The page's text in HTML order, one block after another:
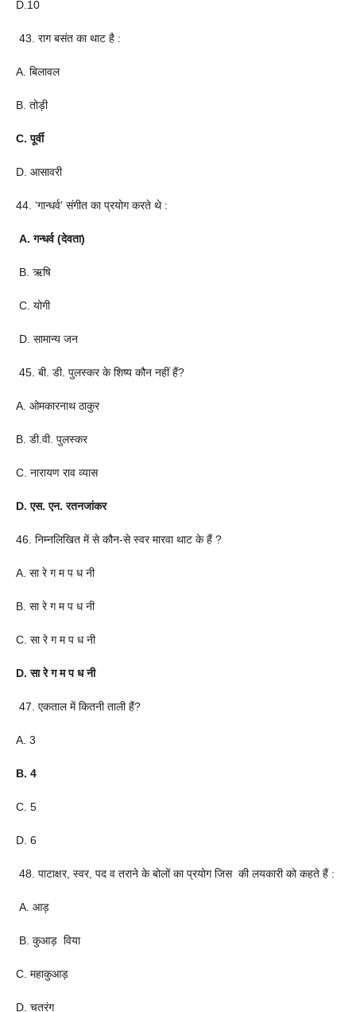
D.10
43. राग बसंत का थाट है :
A. बिलावल
B. तोड़ी
C. पूर्वी
D. आसावरी
44. ‘गान्धर्व’ संगीत का प्रयोग करते थे :
A. गन्धर्व (देवता)
B. ऋषि
C. योगी
D. सामान्य जन
45. बी. डी. पुलस्कर के शिष्य कौन नहीं हैं?
A. ओमकारनाथ ठाकुर
B. डी.वी. पुलस्कर
C. नारायण राव व्यास
D. एस. एन. रतनजांकर
46. निम्नलिखित में से कौन-से स्वर मारवा थाट के हैं ?
A. सा रे ग म प ध नी
B. सा रे ग म प ध नी
C. सा रे ग म प ध नी
D. सा रे ग म प ध नी
47. एकताल में कितनी ताली हैं?
A. 3
B. 4
C. 5
D. 6
48. पाटाक्षर, स्वर, पद व तराने के बोलों का प्रयोग जिस की लयकारी को कहते हैं :
A. आड़
B. कुआड़ विया
C. महाकुआड़
D. चतरंग